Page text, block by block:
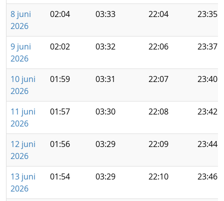
8 juni
2026
02:04 03:33 22:04 23:35
9 juni
2026
02:02 03:32 22:06 23:37
10 juni
2026
01:59 03:31 22:07 23:40
11 juni
2026
01:57 03:30 22:08 23:42
12 juni
2026
01:56 03:29 22:09 23:44
13 juni
2026
01:54 03:29 22:10 23:46